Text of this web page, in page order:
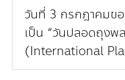
วันที่ 3 กรกฎาคมข
เป็น “วันปลอดถุงพ
(International
ก่อตั้งขึ้นในปี ค.ศ.